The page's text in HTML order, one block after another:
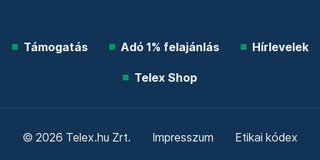
Támogatás Adó 1% felajánlás Hírlevelek
Telex Shop
© 2026 Telex.hu Zrt. Impresszum Etikai kódex